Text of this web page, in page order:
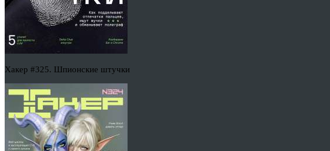
Хакер #325. Шпионские штучки